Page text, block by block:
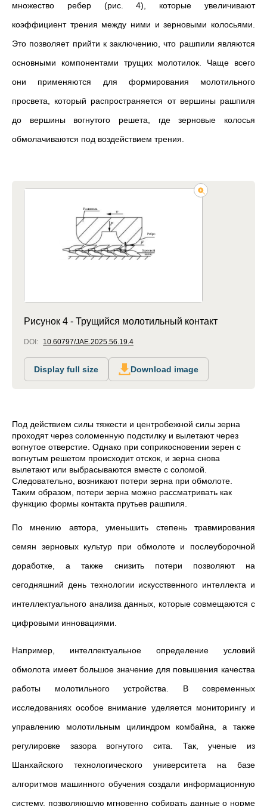
множество ребер (рис. 4), которые увеличивают
коэффициент трения между ними и зерновыми колосьями.
Это позволяет прийти к заключению, что рашпили являются
основными компонентами трущих молотилок. Чаще всего
они применяются для формирования молотильного
просвета, который распространяется от вершины рашпиля
до вершины вогнутого решета, где зерновые колосья
обмолачиваются под воздействием трения.
Рисунок 4 - Трущийся молотильный контакт
DOI: 10.60797/JAE.2025.56.19.4
Display full size Download image
Под действием силы тяжести и центробежной силы зерна
проходят через соломенную подстилку и вылетают через
вогнутое отверстие. Однако при соприкосновении зерен с
вогнутым решетом происходит отскок, и зерна снова
вылетают или выбрасываются вместе с соломой.
Следовательно, возникают потери зерна при обмолоте.
Таким образом, потери зерна можно рассматривать как
функцию формы контакта прутьев рашпиля.
По мнению автора, уменьшить степень травмирования
семян зерновых культур при обмолоте и послеуборочной
доработке, а также снизить потери позволяют на
сегодняшний день технологии искусственного интеллекта и
интеллектуального анализа данных, которые совмещаются с
цифровыми инновациями.
Например, интеллектуальное определение условий
обмолота имеет большое значение для повышения качества
работы молотильного устройства. В современных
исследованиях особое внимание уделяется мониторингу и
управлению молотильным цилиндром комбайна, а также
регулировке зазора вогнутого сита. Так, ученые из
Шанхайского технологического университета на базе
алгоритмов машинного обучения создали информационную
систему, позволяющую мгновенно собирать данные о норме